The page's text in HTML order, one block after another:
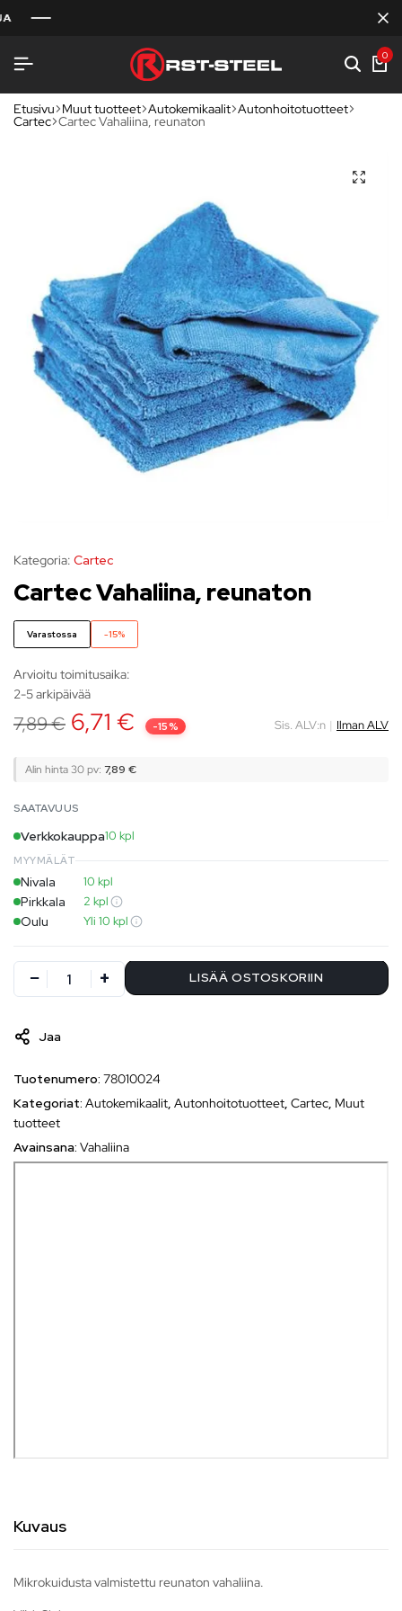
0
Etusivu Muut tuotteet Autokemikaalit Autonhoitotuotteet
Cartec Cartec Vahaliina, reunaton
Kategoria: Cartec
Cartec Vahaliina, reunaton
Varastossa -15%
Arvioitu toimitusaika:
2-5 arkipäivää
7,89€ 6,71 € -15% Sis. ALV:n | Ilman ALV
Alin hinta 30 pv: 7,89 €
SAATAVUUS
Verkkokauppa10 kpl
MYYMÄLÄT
Nivala 10 kpl
Pirkkala 2 kpl
Oulu Yli 10 kpl
LISÄÄ OSTOSKORIIN
Jaa
Tuotenumero: 78010024
Kategoriat: Autokemikaalit, Autonhoitotuotteet, Cartec, Muut
tuotteet
Avainsana: Vahaliina
Kuvaus
Mikrokuidusta valmistettu reunaton vahaliina.